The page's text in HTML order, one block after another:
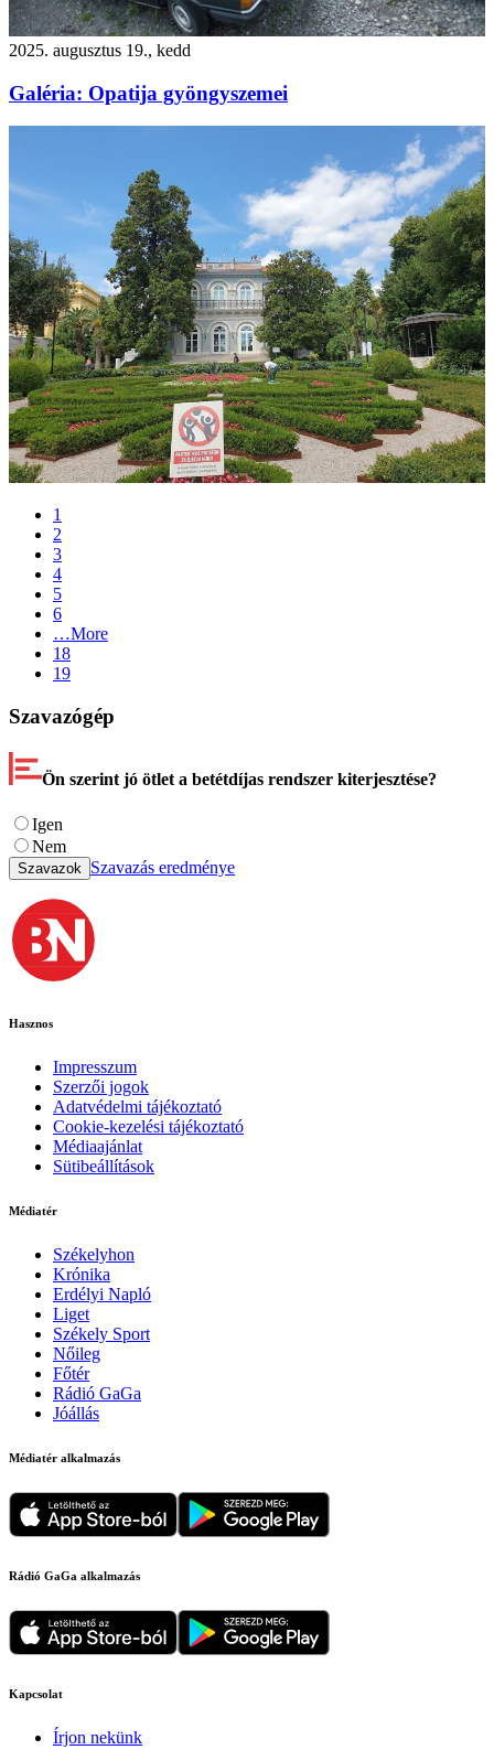
2025. augusztus 19., kedd
Galéria: Opatija gyöngyszemei
1
2
3
4
5
6
…More
18
19
Szavazógép
Ön szerint jó ötlet a betétdíjas rendszer kiterjesztése?
Igen
Nem
Szavazok Szavazás eredménye
Hasznos
Impresszum
Szerzői jogok
Adatvédelmi tájékoztató
Cookie-kezelési tájékoztató
Médiaajánlat
Sütibeállítások
Médiatér
Székelyhon
Krónika
Erdélyi Napló
Liget
Székely Sport
Nőileg
Főtér
Rádió GaGa
Jóállás
Médiatér alkalmazás
Rádió GaGa alkalmazás
Kapcsolat
Írjon nekünk